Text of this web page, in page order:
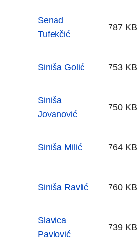
Senad
Tufekčić
787 KB
Siniša Golić 753 KB
Siniša
Jovanović
750 KB
Siniša Milić 764 KB
Siniša Ravlić 760 KB
Slavica
Pavlović
739 KB